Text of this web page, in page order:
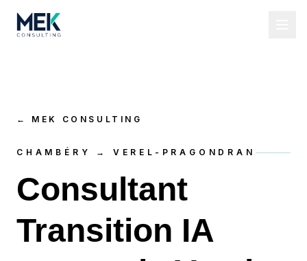
← MEK CONSULTING
CHAMBÉRY → VEREL-PRAGONDRAN
Consultant
Transition IA